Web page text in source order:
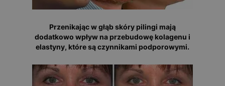
Przenikając w głąb skóry pilingi mają
dodatkowo wpływ na przebudowę kolagenu i
elastyny, które są czynnikami podporowymi.